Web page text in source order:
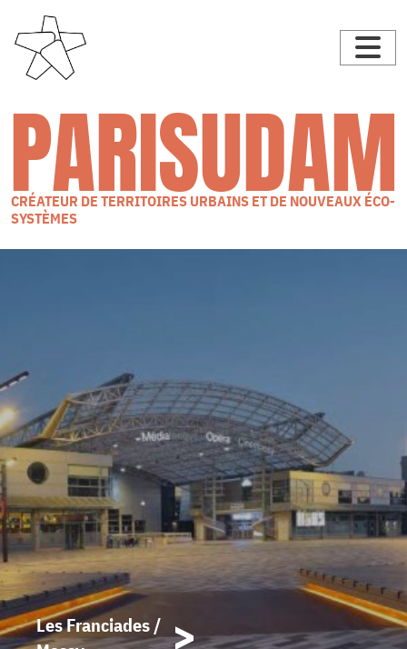
PARISUDAM
CRÉATEUR DE TERRITOIRES URBAINS ET DE NOUVEAUX ÉCO-
SYSTÈMES
Les Franciades /